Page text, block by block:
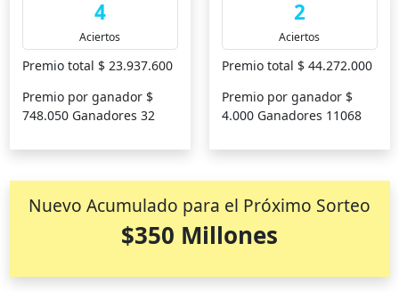
4
Aciertos
Premio total $ 23.937.600
Premio por ganador $
748.050 Ganadores 32
2
Aciertos
Premio total $ 44.272.000
Premio por ganador $
4.000 Ganadores 11068
Nuevo Acumulado para el Próximo Sorteo
$350 Millones